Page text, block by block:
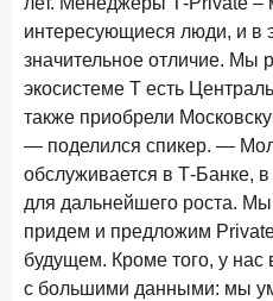
интересующиеся люди, и в
значительное отличие. Мы
экосистеме Т есть
также приобрели
— поделился спикер. —
обслуживается в Т-Банке,
для дальнейшего роста.
придем и предложим
будущем. Кроме того, у нас
с большими данными: мы